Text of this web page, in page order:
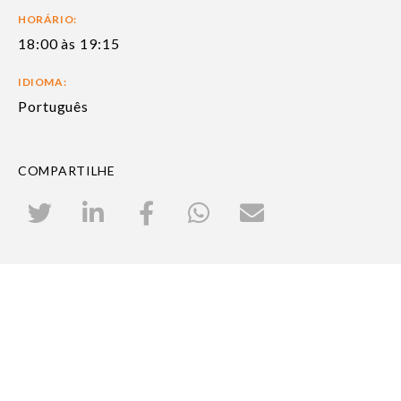
HORÁRIO:
18:00 às 19:15
IDIOMA:
Português
COMPARTILHE